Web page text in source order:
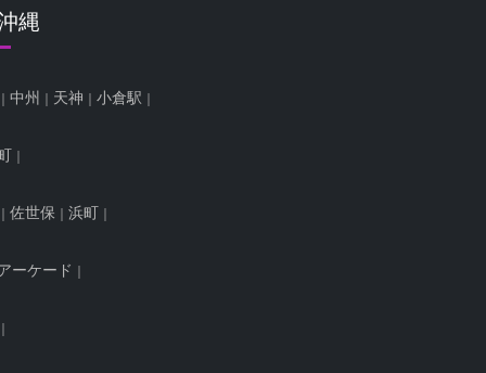
縄
中州 天神 小倉駅
佐世保 浜町
ーケード